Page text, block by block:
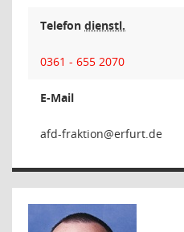
Telefon dienstl.
0361 - 655 2070
E-Mail
noitka